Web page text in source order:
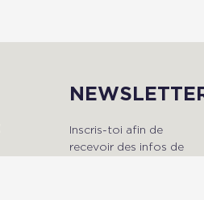
Inscris-toi afin de
recevoir des infos de